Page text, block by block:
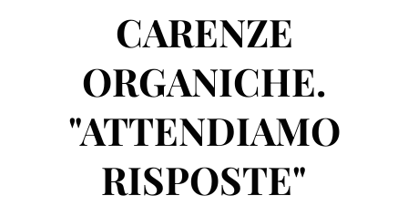
CARENZE
ORGANICHE.
"ATTENDIAMO
RISPOSTE"